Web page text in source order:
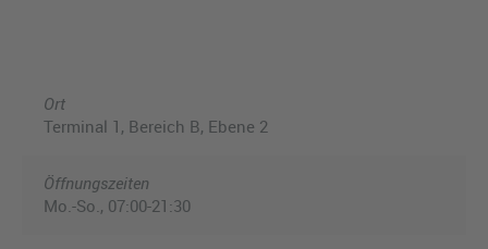
Ort
Terminal 1, Bereich B, Ebene 2
Öffnungszeiten
Mo.-So., 07:00-21:30